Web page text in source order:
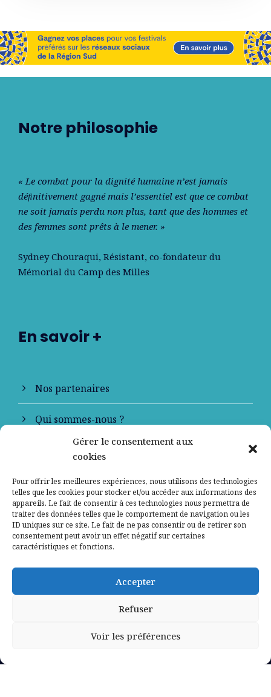
Gérer le consentement aux
cookies
Pour offrir les meilleures expériences, nous utilisons des technologies
telles que les cookies pour stocker et/ou accéder aux informations des
appareils. Le fait de consentir à ces technologies nous permettra de
traiter des données telles que le comportement de navigation ou les
ID uniques sur ce site. Le fait de ne pas consentir ou de retirer son
consentement peut avoir un effet négatif sur certaines
caractéristiques et fonctions.
Accepter
Refuser
Voir les préférences
Notre philosophie
« Le combat pour la dignité humaine n’est jamais
déﬁnitivement gagné mais l’essentiel est que ce combat
ne soit jamais perdu non plus, tant que des hommes et
des femmes sont prêts à le mener. »
Sydney Chouraqui, Résistant, co-fondateur du
Mémorial du Camp des Milles
En savoir +
Nos partenaires
Qui sommes-nous ?
Contactez-nous
Mentions légales
Politique de confidentialité